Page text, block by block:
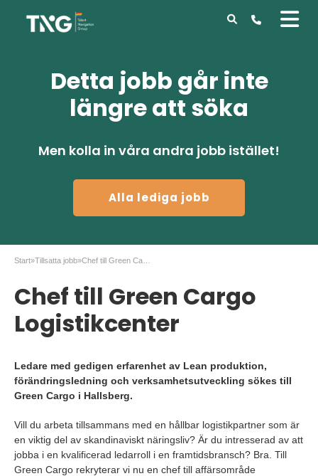
Detta jobb går inte
längre att söka
Men kolla in våra andra jobb istället!
Alla lediga jobb
Start»Tillsatta jobb»
Chef till Green Cargo
Logistikcenter
Ledare med gedigen erfarenhet av Lean produktion,
förändringsledning och verksamhetsutveckling sökes till
Green Cargo i Hallsberg.
Vill du arbeta tillsammans med en hållbar logistikpartner som är
en viktig del av skandinaviskt näringsliv? Är du intresserad av att
jobba i en kvalificerad ledarroll i en framtidsbransch? Bra. Till
Green Cargo rekryterar vi nu en chef till affärsområde